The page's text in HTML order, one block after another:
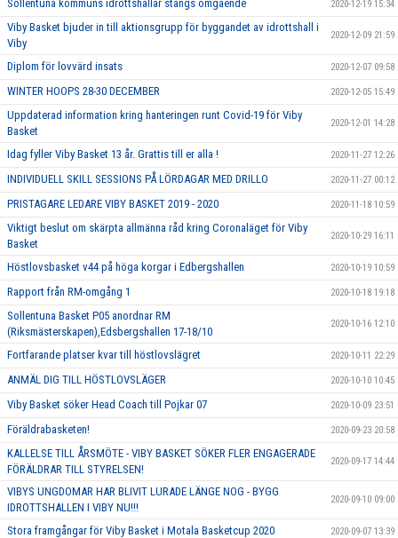
Sollentuna kommuns idrottshallar stängs omgående 2020-12-19 15:34
Viby Basket bjuder in till aktionsgrupp för byggandet av idrottshall i
Viby
2020-12-09 21:59
Diplom för lovvärd insats 2020-12-07 09:58
WINTER HOOPS 28-30 DECEMBER 2020-12-05 15:49
Uppdaterad information kring hanteringen runt Covid-19 för Viby
Basket
2020-12-01 14:28
Idag fyller Viby Basket 13 år. Grattis till er alla ! 2020-11-27 12:26
INDIVIDUELL SKILL SESSIONS PÅ LÖRDAGAR MED DRILLO 2020-11-27 00:12
PRISTAGARE LEDARE VIBY BASKET 2019 - 2020 2020-11-18 10:59
Viktigt beslut om skärpta allmänna råd kring Coronaläget för Viby
Basket
2020-10-29 16:11
Höstlovsbasket v44 på höga korgar i Edbergshallen 2020-10-19 10:59
Rapport från RM-omgång 1 2020-10-18 19:18
Sollentuna Basket P05 anordnar RM
(Riksmästerskapen),Edsbergshallen 17-18/10
2020-10-16 12:10
Fortfarande platser kvar till höstlovslägret 2020-10-11 22:29
ANMÄL DIG TILL HÖSTLOVSLÄGER 2020-10-10 10:45
Viby Basket söker Head Coach till Pojkar 07 2020-10-09 23:51
Föräldrabasketen! 2020-09-23 20:58
KALLELSE TILL ÅRSMÖTE - VIBY BASKET SÖKER FLER ENGAGERADE
FÖRÄLDRAR TILL STYRELSEN!
2020-09-17 14:44
VIBYS UNGDOMAR HAR BLIVIT LURADE LÄNGE NOG - BYGG
IDROTTSHALLEN I VIBY NU!!!
2020-09-10 09:00
Stora framgångar för Viby Basket i Motala Basketcup 2020 2020-09-07 13:39